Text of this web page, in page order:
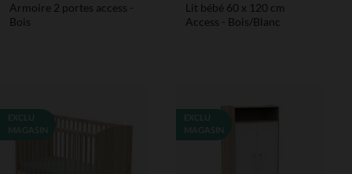
Armoire 2 portes access -
Bois
Lit bébé 60 x 120 cm
Access - Bois/Blanc
EXCLU
MAGASIN
EXCLU
MAGASIN